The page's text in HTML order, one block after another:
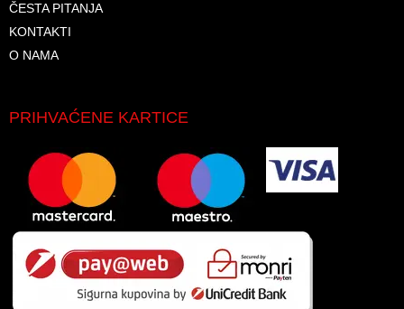
ČESTA PITANJA
KONTAKTI
O NAMA
PRIHVAĆENE KARTICE